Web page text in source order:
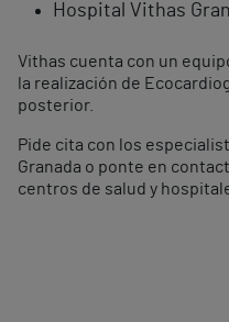
Hospital Vithas
Vithas cuenta con un
la realización de
posterior.
Pide cita con los
Granada o ponte en
centros de salud y